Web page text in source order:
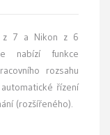
z 7 a Nikon z 6
nabízí funkce
rozsahu
řízení
(rozšířeného).